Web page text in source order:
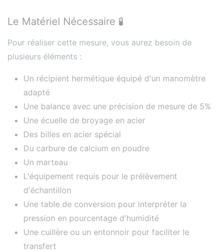
Le Matériel Nécessaire 🧪
Pour réaliser cette mesure, vous aurez besoin de
plusieurs éléments :
Un récipient hermétique équipé d'un manomètre
adapté
Une balance avec une précision de mesure de 5%
Une écuelle de broyage en acier
Des billes en acier spécial
Du carbure de calcium en poudre
Un marteau
L'équipement requis pour le prélèvement
d'échantillon
Une table de conversion pour interpréter la
pression en pourcentage d'humidité
Une cuillère ou un entonnoir pour faciliter le
transfert